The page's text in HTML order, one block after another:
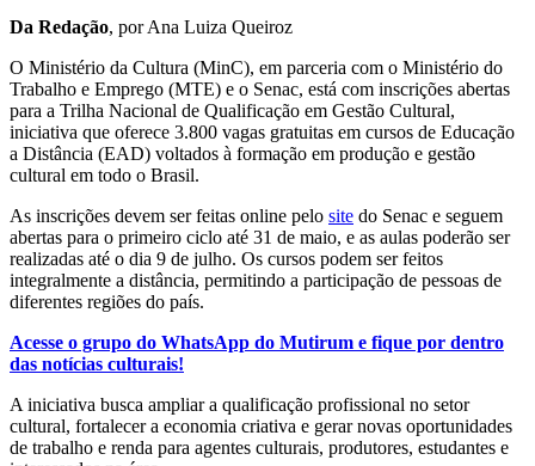
Da Redação, por Ana Luiza Queiroz
O Ministério da Cultura (MinC), em parceria com o Ministério do
Trabalho e Emprego (MTE) e o Senac, está com inscrições abertas
para a Trilha Nacional de Qualificação em Gestão Cultural,
iniciativa que oferece 3.800 vagas gratuitas em cursos de Educação
a Distância (EAD) voltados à formação em produção e gestão
cultural em todo o Brasil.
As inscrições devem ser feitas online pelo site do Senac e seguem
abertas para o primeiro ciclo até 31 de maio, e as aulas poderão ser
realizadas até o dia 9 de julho. Os cursos podem ser feitos
integralmente a distância, permitindo a participação de pessoas de
diferentes regiões do país.
Acesse o grupo do WhatsApp do Mutirum e fique por dentro
das notícias culturais!
A iniciativa busca ampliar a qualificação profissional no setor
cultural, fortalecer a economia criativa e gerar novas oportunidades
de trabalho e renda para agentes culturais, produtores, estudantes e